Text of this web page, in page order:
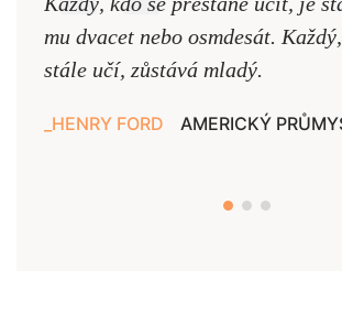
mu dvacet nebo osmdesát.
stále učí, zůstává mladý.
HENRY FORD AMERICKÝ